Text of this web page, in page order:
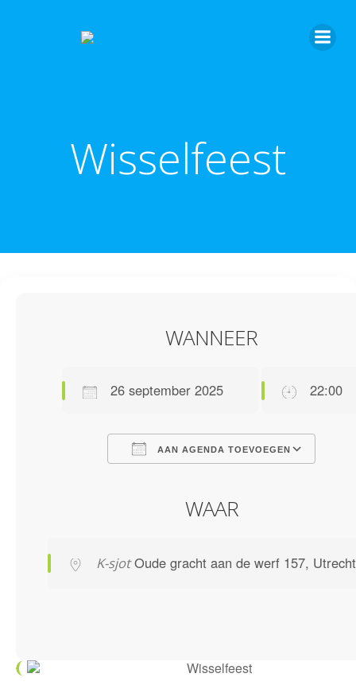
Wisselfeest
WANNEER
26 september 2025 22:00
AAN AGENDA TOEVOEGEN
WAAR
K-sjotOude gracht aan de werf 157, Utrecht